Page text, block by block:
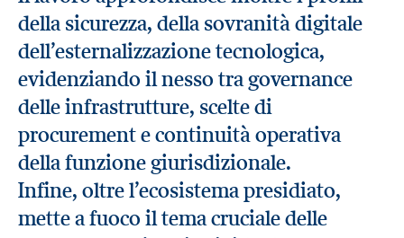
della sicurezza, della sovranità digitale
dell’esternalizzazione tecnologica,
evidenziando il nesso tra governance
delle infrastrutture, scelte di
procurement e continuità operativa
della funzione giurisdizionale.
Infine, oltre l’ecosistema presidiato,
mette a fuoco il tema cruciale delle